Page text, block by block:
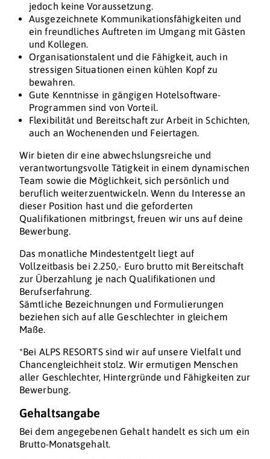
jedoch keine Voraussetzung.
Ausgezeichnete Kommunikationsfähigkeiten und
ein freundliches Auftreten im Umgang mit Gästen
und Kollegen.
Organisationstalent und die Fähigkeit, auch in
stressigen Situationen einen kühlen Kopf zu
bewahren.
Gute Kenntnisse in gängigen Hotelsoftware-
Programmen sind von Vorteil.
Flexibilität und Bereitschaft zur Arbeit in Schichten,
auch an Wochenenden und Feiertagen.
Wir bieten dir eine abwechslungsreiche und
verantwortungsvolle Tätigkeit in einem dynamischen
Team sowie die Möglichkeit, sich persönlich und
beruflich weiterzuentwickeln. Wenn du Interesse an
dieser Position hast und die geforderten
Qualifikationen mitbringst, freuen wir uns auf deine
Bewerbung.
Das monatliche Mindestentgelt liegt auf
Vollzeitbasis bei 2.250,- Euro brutto mit Bereitschaft
zur Überzahlung je nach Qualifikationen und
Berufserfahrung.
Sämtliche Bezeichnungen und Formulierungen
beziehen sich auf alle Geschlechter in gleichem
Maße.
*Bei ALPS RESORTS sind wir auf unsere Vielfalt und
Chancengleichheit stolz. Wir ermutigen Menschen
aller Geschlechter, Hintergründe und Fähigkeiten zur
Bewerbung.
Gehaltsangabe
Bei dem angegebenen Gehalt handelt es sich um ein
Brutto-Monatsgehalt.